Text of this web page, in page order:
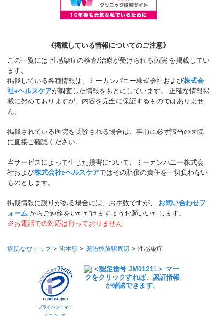
《掲載している情報についてのご注意》
この一覧には 性感染症の検査/治療が受けられる病院 を掲載してい
ます。
掲載している各種情報は、ミーカンパニー株式会社および株式会
社eヘルスケアが調査した情報をもとにしています。 正確な情報掲
載に努めておりますが、内容を完全に保証するものではありませ
ん。
掲載されている医院を受診される場合は、事前に必ず該当の医院
に直接ご確認ください。
当サービスによって生じた損害について、ミーカンパニー株式会
社および株式会社eヘルスケアではその賠償の責任を一切負わない
ものとします。
掲載情報に誤りがある場合には、お手数ですが、 お問い合わせフ
ォーム からご連絡をいただけますようお願いいたします。
※お電話での対応は行っておりません
病院なびトップ> 熊本県 > 慶徳校前駅周辺 >性感染症
プライバシーマー